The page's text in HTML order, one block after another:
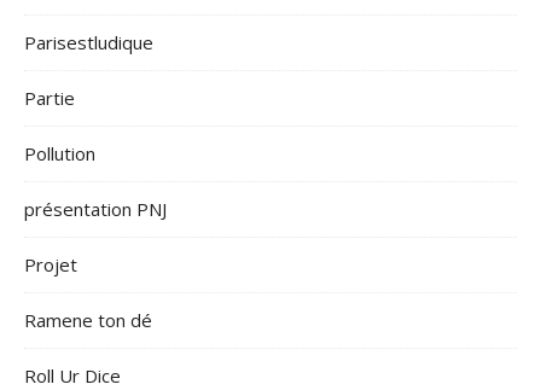
Parisestludique
Partie
Pollution
présentation PNJ
Projet
Ramene ton dé
Roll Ur Dice